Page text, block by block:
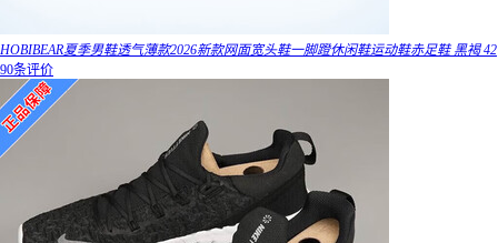
HOBIBEAR夏季男鞋透气薄款2026新款网面宽头鞋一脚蹬休闲鞋运动鞋赤足鞋 黑褐 42
90条评价